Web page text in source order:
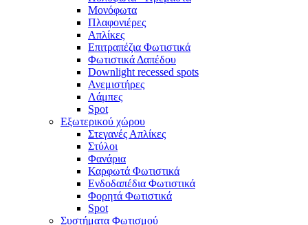
Μονόφωτα
Πλαφονιέρες
Απλίκες
Επιτραπέζια Φωτιστικά
Φωτιστικά Δαπέδου
Downlight recessed spots
Ανεμιστήρες
Λάμπες
Spot
Εξωτερικού χώρου
Στεγανές Απλίκες
Στύλοι
Φανάρια
Καρφωτά Φωτιστικά
Ενδοδαπέδια Φωτιστικά
Φορητά Φωτιστικά
Spot
Συστήματα Φωτισμού